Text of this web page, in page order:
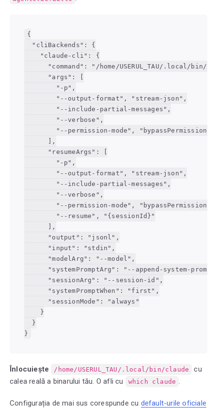
{
  "cliBackends": {
    "claude-cli": {
"command": "/home/USERUL_TAU/.local/bin/
      "args": [
        "-p",
        "--output-format", "stream-json",
        "--include-partial-messages",
        "--verbose",
        "--permission-mode", "bypassPermissions"
      ],
      "resumeArgs": [
        "-p",
        "--output-format", "stream-json",
        "--include-partial-messages",
        "--verbose",
"--permission-mode",
        "--resume", "{sessionId}"
      ],
      "output": "jsonl",
      "input": "stdin",
      "modelArg": "--model",
"systemPromptArg": "--append-system-
      "sessionArg": "--session-id",
      "systemPromptWhen": "first",
      "sessionMode": "always"
    }
  }
}
Înlocuiește /home/USERUL_TAU/.local/bin/claude
cu
calea reală a binarului tău. O afli cu
which claude .
Configurația de mai sus corespunde cu default-urile oficiale